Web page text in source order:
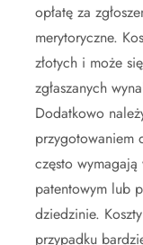
opłatę za
merytoryczne.
złotych i może
zgłaszanych
Dodatkowo
przygotowaniem
często wymagają
patentowym lub
dziedzinie.
przypadku